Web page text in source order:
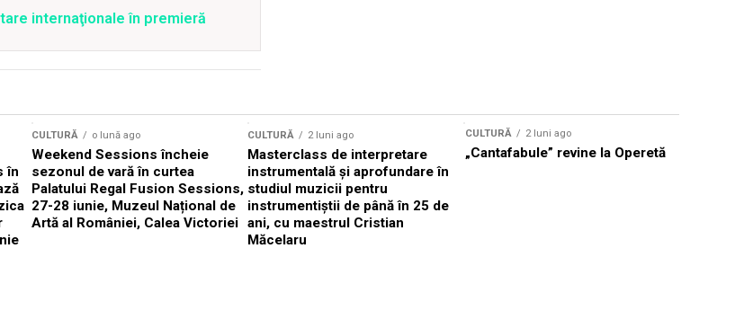
internaţionale în premieră
în
CULTURĂ o lună ago
Weekend Sessions încheie
sezonul de vară în curtea
Palatului Regal Fusion Sessions,
27-28 iunie, Muzeul Național de
Artă al României, Calea Victoriei
CULTURĂ 2 luni ago
Masterclass de interpretare
instrumentală și aprofundare în
studiul muzicii pentru
instrumentiștii de până în 25 de
ani, cu maestrul Cristian
Măcelaru
CULTURĂ 2 luni ago
„Cantafabule” revine la Operetă